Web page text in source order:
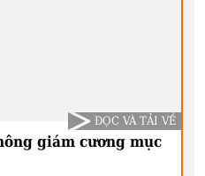
giám cương mục
ĐỌC VÀ TẢI VỀ